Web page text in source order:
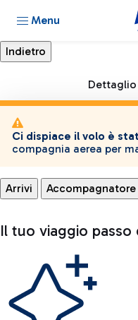
Menu
Ci dispiace il volo è
compagnia aerea per
Arrivi Accompagnatore
Il tuo viaggio passo